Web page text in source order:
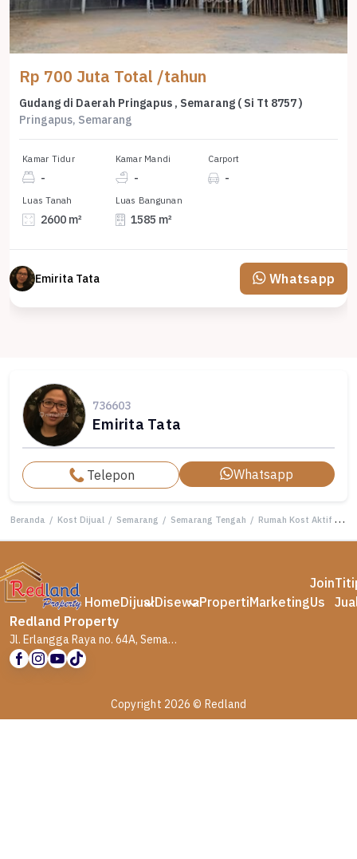
Rp 700 Juta Total /tahun
Gudang di Daerah Pringapus , Semarang ( Si Tt 8757 )
Pringapus, Semarang
Kamar Tidur
-
Kamar Mandi
-
Carport
-
Luas Tanah
2600 m²
Luas Bangunan
1585 m²
Emirita Tata Whatsapp
736603
Emirita Tata
Telepon Whatsapp
Beranda / Kost Dijual / Semarang / Semarang Tengah / Rumah Kost Aktif di Semarang Tengah ( Wn Tt 8033 )
HomeDijualDisewaPropertiMarketing
Join
Us
Redland Property
Jl. Erlangga Raya no. 64A, Semarang
Copyright 2026 © Redland